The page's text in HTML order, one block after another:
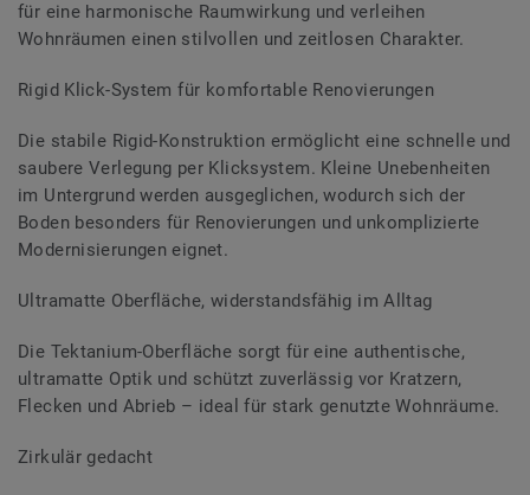
für eine harmonische Raumwirkung und verleihen
Wohnräumen einen stilvollen und zeitlosen Charakter.
Rigid Klick-System für komfortable Renovierungen
Die stabile Rigid-Konstruktion ermöglicht eine schnelle und
saubere Verlegung per Klicksystem. Kleine Unebenheiten
im Untergrund werden ausgeglichen, wodurch sich der
Boden besonders für Renovierungen und unkomplizierte
Modernisierungen eignet.
Ultramatte Oberfläche, widerstandsfähig im Alltag
Die Tektanium-Oberfläche sorgt für eine authentische,
ultramatte Optik und schützt zuverlässig vor Kratzern,
Flecken und Abrieb – ideal für stark genutzte Wohnräume.
Zirkulär gedacht